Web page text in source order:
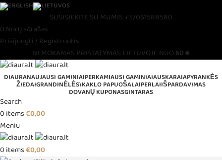
SUSISIEKITE SU MUMIS +37061588580
0 Norų sąrašas
Prisijungti / Registruotis
NEMOKAMAS PRISTATYMAS LIETUVOJE NUO 60 €
DIAURANAUJAUSI GAMINIAIPERKAMIAUSI GAMINIAIAUSKARAIAPYRANKĖS
ŽIEDAIGRANDINĖLĖS\KAKLO PAPUOŠALAIPERLAIIŠPARDAVIMAS
DOVANŲ KUPONASGINTARAS
Search
0 items€0,00
Meniu
0 items€0,00